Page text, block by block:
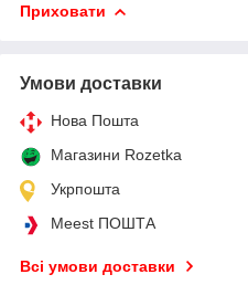
Приховати
Умови доставки
Нова Пошта
Магазини Rozetka
Укрпошта
Meest ПОШТА
Всі умови доставки